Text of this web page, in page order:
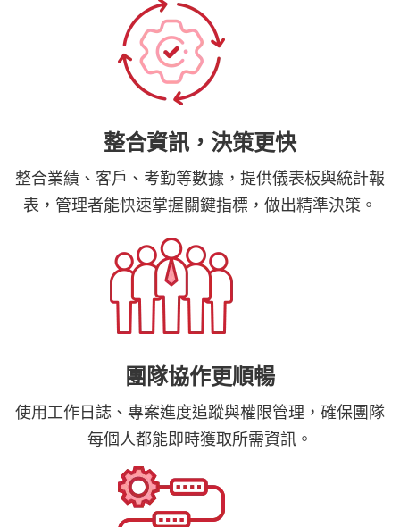
整合資訊，決策更快
整合業績、客戶、考勤等數據，提供儀表板與統計報
表，管理者能快速掌握關鍵指標，做出精準決策。
團隊協作更順暢
使用工作日誌、專案進度追蹤與權限管理，確保團隊
每個人都能即時獲取所需資訊。